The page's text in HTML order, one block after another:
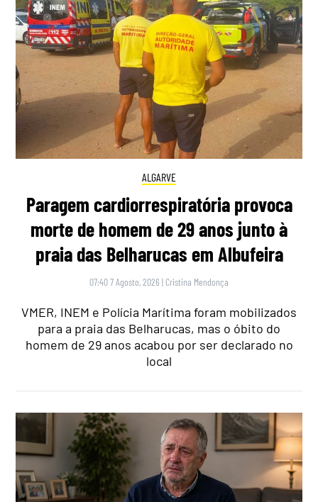
ALGARVE
Paragem cardiorrespiratória provoca
morte de homem de 29 anos junto à
praia das Belharucas em Albufeira
07:40 7 Agosto, 2026 | Cristina Mendonça
VMER, INEM e Polícia Marítima foram mobilizados
para a praia das Belharucas, mas o óbito do
homem de 29 anos acabou por ser declarado no
local